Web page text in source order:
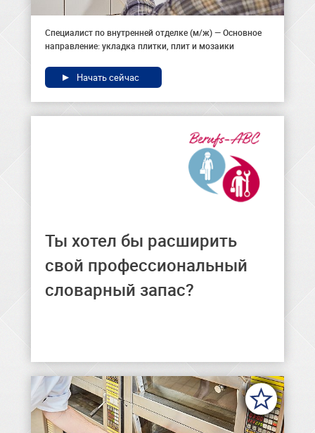
Специалист по внутренней отделке (м/ж) — Основное
направление: укладка плитки, плит и мозаики
Начать сейчас
Ты хотел бы расширить
свой профессиональный
словарный запас?
Здесь ты можешь найти общие и
профессиональные
формулировки на разных